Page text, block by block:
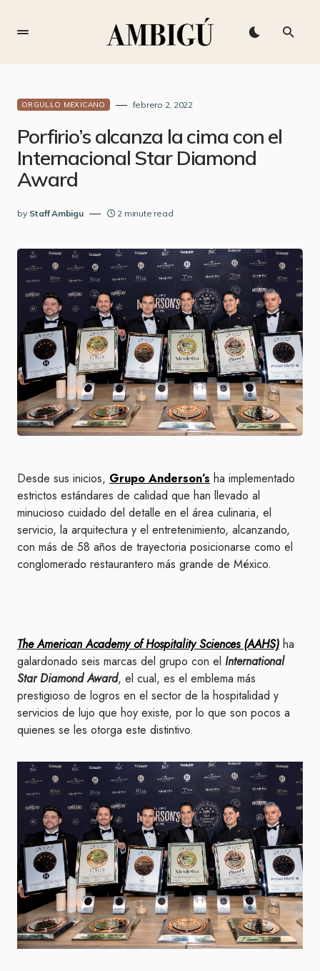
ORGULLO MEXICANO febrero 2, 2022
Porfirio’s alcanza la cima con el
Internacional Star Diamond
Award
by Staff Ambigu 2 minute read
Desde sus inicios, Grupo Anderson’s ha implementado
estrictos estándares de calidad que han llevado al
minucioso cuidado del detalle en el área culinaria, el
servicio, la arquitectura y el entretenimiento, alcanzando,
con más de 58 años de trayectoria posicionarse como el
conglomerado restaurantero más grande de México.
The American Academy of Hospitality Sciences (AAHS) ha
galardonado seis marcas del grupo con el International
Star Diamond Award, el cual, es el emblema más
prestigioso de logros en el sector de la hospitalidad y
servicios de lujo que hoy existe, por lo que son pocos a
quienes se les otorga este distintivo.